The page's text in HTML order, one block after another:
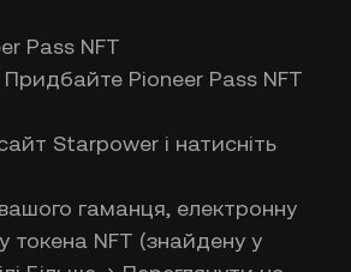
Pass NFT
Придбайте Pioneer Pass NFT
Starpower і натисніть
гаманця, електронну
токена NFT (знайдену у